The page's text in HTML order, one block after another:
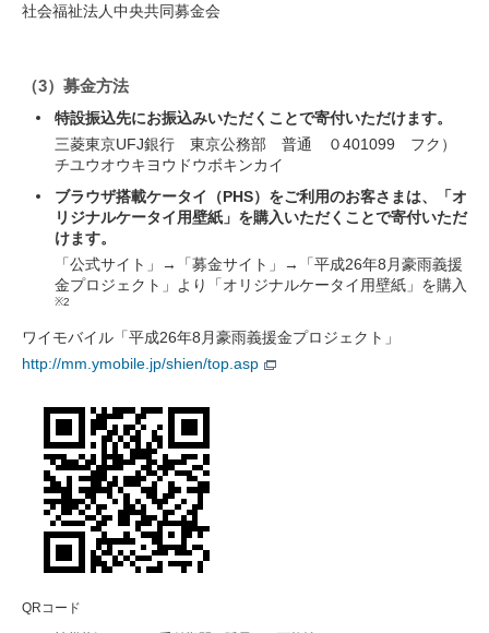
社会福祉法人中央共同募金会
（3）募金方法
特設振込先にお振込みいただくことで寄付いただけます。
三菱東京UFJ銀行 東京公務部 普通 ０401099 フク）
チユウオウキヨウドウボキンカイ
ブラウザ搭載ケータイ（PHS）をご利用のお客さまは、「オ
リジナルケータイ用壁紙」を購入いただくことで寄付いただ
けます。
「公式サイト」→「募金サイト」→「平成26年8月豪雨義援
金プロジェクト」より「オリジナルケータイ用壁紙」を購入
※2
ワイモバイル「平成26年8月豪雨義援金プロジェクト」
http://mm.ymobile.jp/shien/top.asp
QRコード